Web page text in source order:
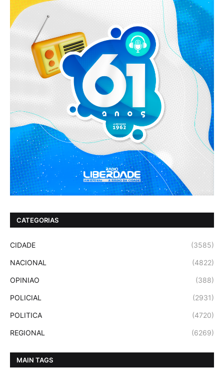
CATEGORIAS
CIDADE (3585)
NACIONAL (4822)
OPINIAO (388)
POLICIAL (2931)
POLITICA (4720)
REGIONAL (6269)
MAIN TAGS